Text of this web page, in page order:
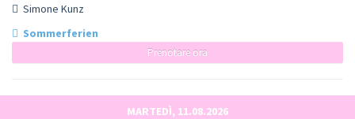
Simone Kunz
Sommerferien
Prenotare ora
MARTEDÌ, 11.08.2026